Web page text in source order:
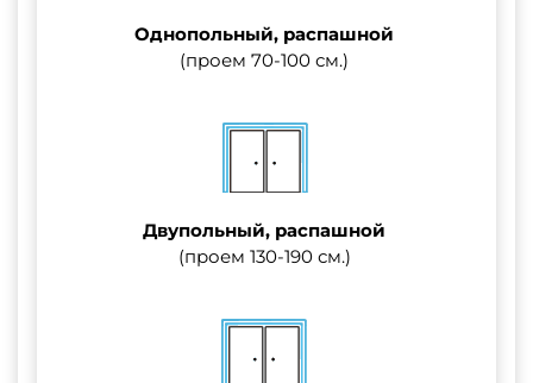
Однопольный, распашной
(проем 70-100 см.)
Двупольный, распашной
(проем 130-190 см.)